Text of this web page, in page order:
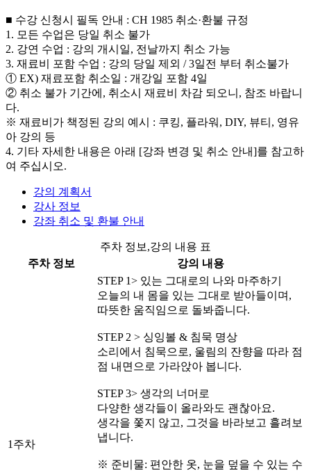
■ 수강 신청시 필독 안내 : CH 1985 취소·환불 규정
1. 모든 수업은 당일 취소 불가
2. 강연 수업 : 강의 개시일, 전날까지 취소 가능
3. 재료비 포함 수업 : 강의 당일 제외 / 3일전 부터 취소불가
① EX) 재료포함 취소일 : 개강일 포함 4일
② 취소 불가 기간에, 취소시 재료비 차감 되오니, 참조 바랍니
다.
※ 재료비가 책정된 강의 예시 : 쿠킹, 플라워, DIY, 뷰티, 영유
아 강의 등
4. 기타 자세한 내용은 아래 [강좌 변경 및 취소 안내]를 참고하
여 주십시오.
강의 계획서
강사 정보
강좌 취소 및 환불 안내
주차 정보,강의 내용 표
주차 정보
강의 내용
1주차
STEP 1> 있는 그대로의 나와 마주하기
오늘의 내 몸을 있는 그대로 받아들이며,
따뜻한 움직임으로 돌봐줍니다.
STEP 2 > 싱잉볼 & 침묵 명상
소리에서 침묵으로, 울림의 잔향을 따라 점
점 내면으로 가라앉아 봅니다.
STEP 3> 생각의 너머로
다양한 생각들이 올라와도 괜찮아요.
생각을 쫓지 않고, 그것을 바라보고 흘려보
냅니다.
※ 준비물: 편안한 옷, 눈을 덮을 수 있는 수